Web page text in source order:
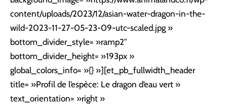
content/uploads/2023/12/asian-water-dragon-in-the-
wild-2023-11-27-05-23-09-utc-scaled.jpg »
bottom_divider_style= »ramp2″
bottom_divider_height= »193px »
global_colors_info= »{} »][et_pb_fullwidth_header
title= »Profil de l’espèce: Le dragon d’eau vert »
text_orientation= »right »